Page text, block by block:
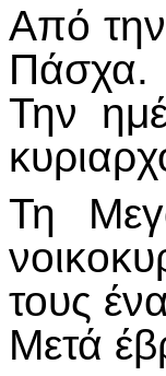
Από την
Πάσχα.
Την
Τη
τους
Μετά